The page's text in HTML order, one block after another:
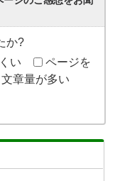
か?
い
ページを
文章量が多い